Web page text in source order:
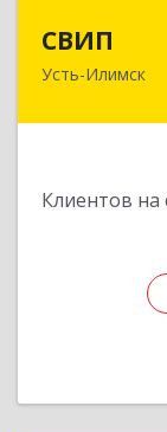
СВИП
Усть-Илимск
Клиентов